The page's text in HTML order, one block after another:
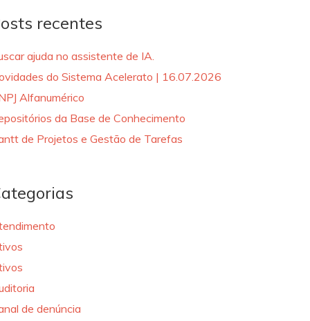
recentes
ajuda no assistente de IA.
do Sistema Acelerato | 16.07.2026
Alfanumérico
da Base de Conhecimento
de Projetos e Gestão de Tarefas
de denúncia